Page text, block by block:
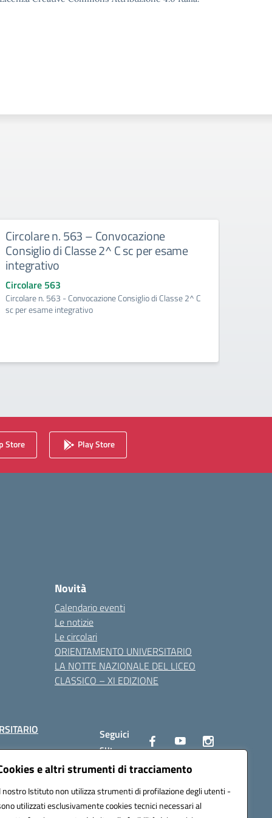
e altri strumenti di tracciamento
nostro Istituto non utilizza strumenti di profilazione degli utenti -
utilizzati esclusivamente cookies tecnici necessari al
Circolare n. 563 – Convocazione
Consiglio di Classe 2^ C sc per esame
integrativo
Circolare 563
Circolare n. 563 - Convocazione Consiglio di Classe 2^ C
sc per esame integrativo
Store Play Store
Novità
Calendario eventi
Le notizie
Le circolari
ORIENTAMENTO UNIVERSITARIO
LA NOTTE NAZIONALE DEL LICEO
CLASSICO – XI EDIZIONE
Seguici
su: